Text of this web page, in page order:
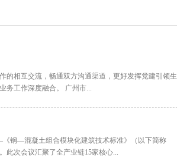
的相互交流，畅通双方沟通渠道，更好发挥党建引领生
务工作深度融合。 广州市...
钢—混凝土组合模块化建筑技术标准》（以下简称
此次会议汇聚了全产业链15家核心...